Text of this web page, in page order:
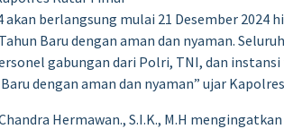
akan berlangsung mulai 21 Desember
Baru dengan aman dan nyaman.
gabungan dari Polri, TNI, dan
dengan aman dan nyaman” ujar
Hermawan., S.I.K., M.H